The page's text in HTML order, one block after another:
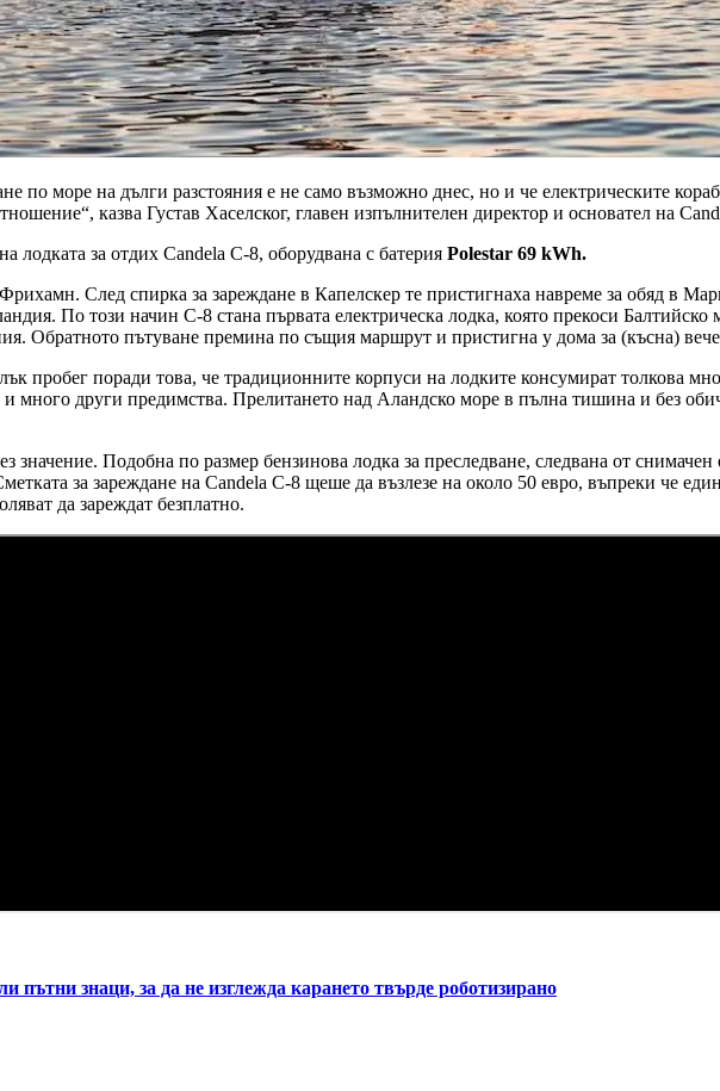
по море на дълги разстояния е не само възможно днес, но и че електрическите
казва Густав Хаселског, главен изпълнителен директор и основател на
лодката за отдих Candela C-8, оборудвана с батерия Polestar 69 kWh.
След спирка за зареждане в Капелскер те пристигнаха навреме за обяд в
По този начин C-8 стана първата електрическа лодка, която прекоси
Обратното пътуване премина по същия маршрут и пристигна у дома за (късна)
пробег поради това, че традиционните корпуси на лодките консумират толкова
и много други предимства. Прелитането над Аландско море в пълна тишина и без
значение. Подобна по размер бензинова лодка за преследване, следвана от
за зареждане на Candela C-8 щеше да възлезе на около 50 евро, въпреки че
да зареждат безплатно.
пътни знаци, за да не изглежда карането твърде роботизирано